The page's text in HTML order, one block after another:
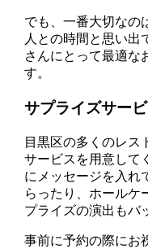
でも、一番大切なの
人との時間と思い出
さんにとって最適な
す。
サプライズサー
目黒区の多くのレス
サービスを用意して
にメッセージを入れ
らったり、ホールケ
プライズの演出も
事前に予約の際にお